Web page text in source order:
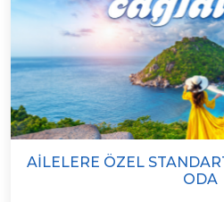
AILELERE ÖZEL
ODA